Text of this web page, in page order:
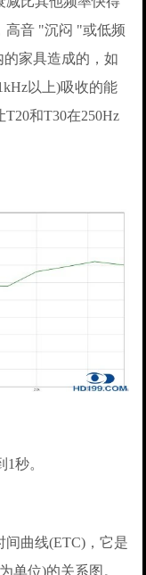
高音 "沉闷 "或低频
家具造成的，如
以上)吸收的能
和T30在250Hz
秒。
曲线(ETC)，它是
单位)的关系图。